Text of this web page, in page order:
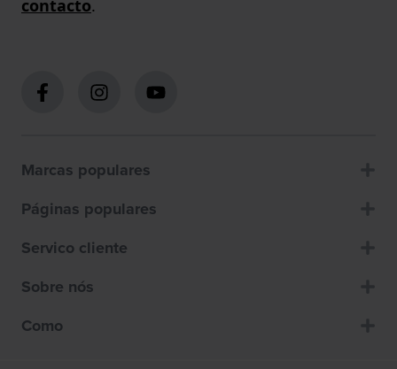
contacto.
Marcas populares
Páginas populares
Servico cliente
Sobre nós
Como